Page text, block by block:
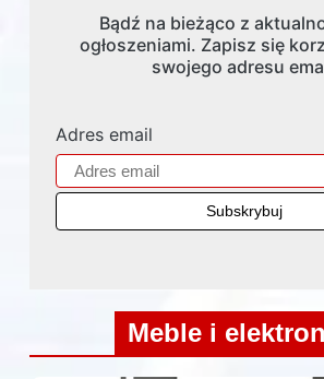
Bądź na bieżąco z
ogłoszeniami. Zapisz się
swojego adresu
Adres email
Meble i